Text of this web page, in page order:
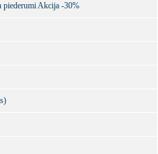
piederumi Akcija -30%